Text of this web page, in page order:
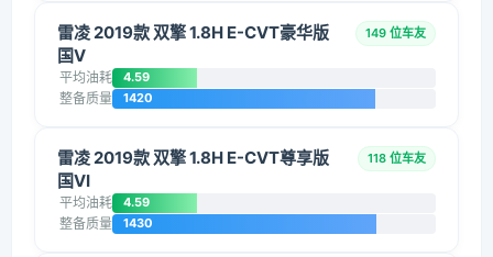
雷凌 2019款 双擎 1.8H E-CVT豪华版
国V
149 位车友
平均油耗 4.59
整备质量 1420
雷凌 2019款 双擎 1.8H E-CVT尊享版
国VI
118 位车友
平均油耗 4.59
整备质量 1430